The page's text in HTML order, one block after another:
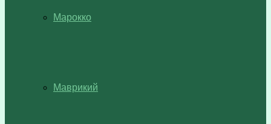
Марокко
Маврикий